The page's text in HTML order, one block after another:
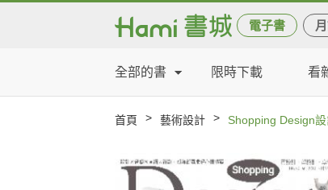
電子書
全部的書 限時下載 看
首頁 > 藝術設計 > Shopping Design